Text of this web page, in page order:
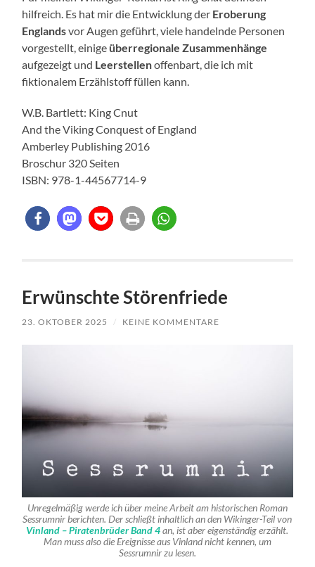
hilfreich. Es hat mir die Entwicklung der Eroberung
Englandsvor Augen geführt, viele handelnde Personen
vorgestellt, einige überregionale Zusammenhänge
aufgezeigt und Leerstellenoffenbart, die ich mit
fiktionalem Erzählstoff füllen kann.
W.B. Bartlett: King Cnut
And the Viking Conquest of England
Amberley Publishing 2016
Broschur 320 Seiten
ISBN: 978-1-44567714-9
Erwünschte Störenfriede
23. OKTOBER 2025 / KEINE KOMMENTARE
Unregelmäßig werde ich über meine Arbeit am historischen Roman
Sessrumnirberichten. Der schließt inhaltlich an den Wikinger-Teil von
Vinland – Piratenbrüder Band 4an, ist aber eigenständig erzählt.
Man muss also die Ereignisse aus Vinlandnicht kennen, um
Sessrumnirzu lesen.